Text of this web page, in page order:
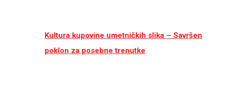
Kultura kupovine umetničkih slika – Savršen
poklon za posebne trenutke